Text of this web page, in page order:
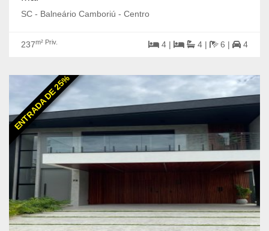
SC - Balneário Camboriú - Centro
237m² Priv. 4 | 4 | 6 | 4
ENTRADA DE 25%